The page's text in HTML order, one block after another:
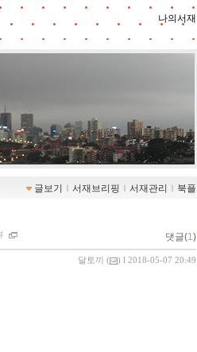
나의서재
글보기 ｌ 서재브리핑 ｌ 서재관리 ｌ 북플
댓글(1)
달토끼 ( ) l 2018-05-07 20:49